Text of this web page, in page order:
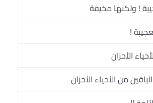
! ولكنها مخيفة
!
الأحزان
من الأحياء الأحزان